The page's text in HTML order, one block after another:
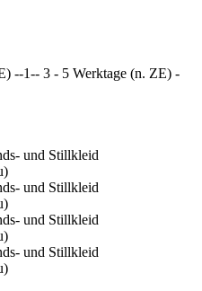
3 - 5 Werktage (n. ZE) -